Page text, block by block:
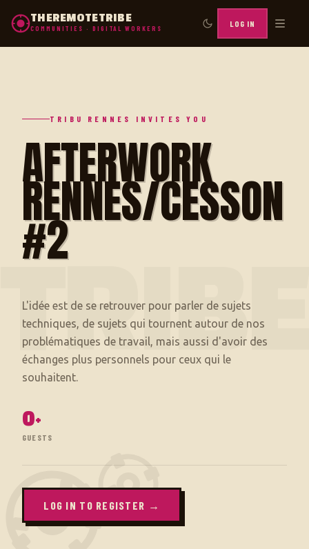
THEREMOTETRIBE
COMMUNITIES · DIGITAL WORKERS LOG IN
TRIBE
TRIBU RENNES INVITES YOU
AFTERWORK
RENNES/CESSON
#2
L'idée est de se retrouver pour parler de sujets
techniques, de sujets qui tournent autour de nos
problématiques de travail, mais aussi d'avoir des
échanges plus personnels pour ceux qui le
0+
GUESTS
LOG IN TO REGISTER →